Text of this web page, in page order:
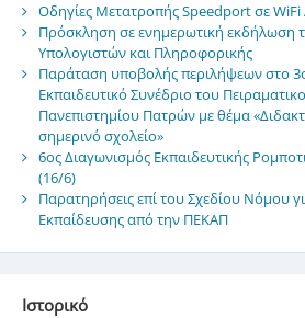
Οδηγίες Μετατροπής Speedport σε WiFi
Πρόσκληση σε ενημερωτική εκδήλωση
Υπολογιστών και Πληροφορικής
Παράταση υποβολής περιλήψεων στο
Εκπαιδευτικό Συνέδριο του
Πανεπιστημίου Πατρών με θέμα
σημερινό σχολείο»
6ος Διαγωνισμός Εκπαιδευτικής
(16/6)
Παρατηρήσεις επί του Σχεδίου Νόμου
Εκπαίδευσης από την ΠΕΚΑΠ
Ιστορικό